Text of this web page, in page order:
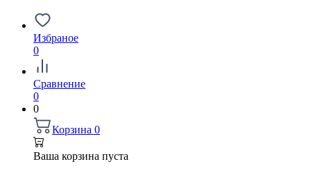
Избраное
0
Сравнение
0
0
Корзина 0
Ваша корзина пуста